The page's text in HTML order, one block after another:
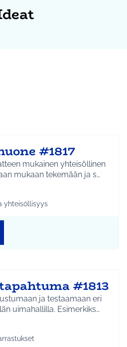
#1817
mukainen yhteisöllinen
mukaan tekemään ja s…
Hyrylä
mukaan: Hyvinvointi ja
yhteisöllisyys
#1813
ja testaamaan eri
uimahallilla. Esimerkiks…
Hyrylä
mukaan: Liikunta ja